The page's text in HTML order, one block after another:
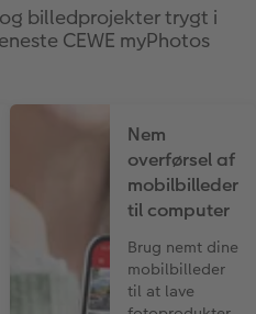
billedprojekter trygt i
CEWE myPhotos
Nem
overførsel af
mobilbilleder
til computer
Brug nemt dine
mobilbilleder
til at lave